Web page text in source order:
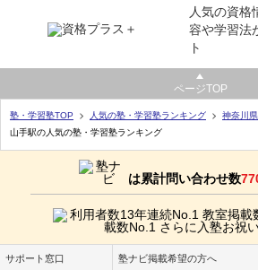
人気の資格
容や学習法
ト
ページTOP
塾・学習塾TOP 人気の塾・学習塾ランキング 神奈川県
山手駅の人気の塾・学習塾ランキング
は累計問い合わせ数
サポート窓口 塾ナビ掲載希望の方へ